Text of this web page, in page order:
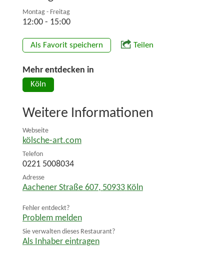
Montag - Freitag
12:00 - 15:00
Als Favorit speichern Teilen
Mehr entdecken in
Köln
Weitere Informationen
Webseite
kölsche-art.com
Telefon
0221 5008034
Adresse
Aachener Straße 607, 50933 Köln
Fehler entdeckt?
Problem melden
Sie verwalten dieses Restaurant?
Als Inhaber eintragen